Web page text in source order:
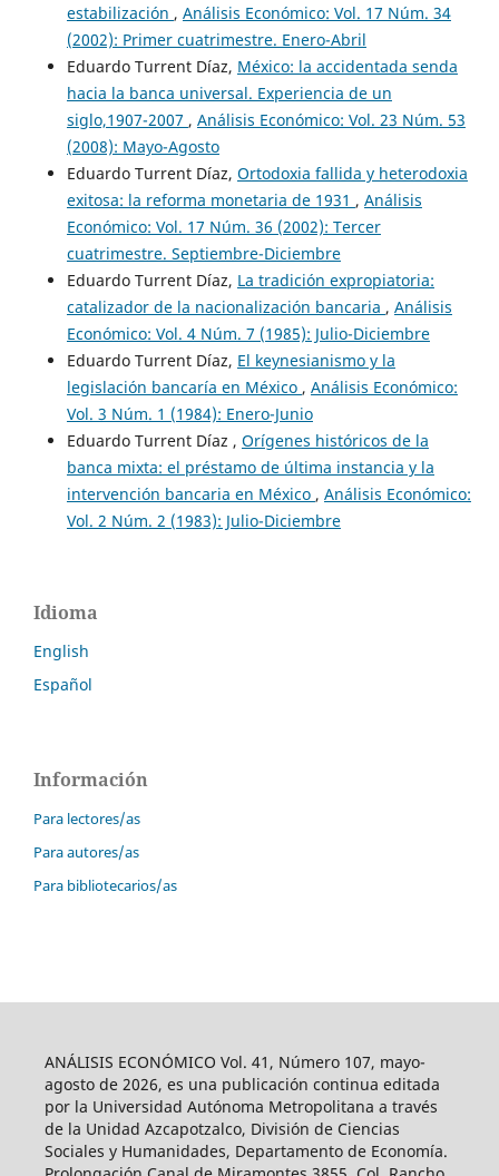
estabilización , Análisis Económico: Vol. 17 Núm. 34
(2002): Primer cuatrimestre. Enero-Abril
Eduardo Turrent Díaz, México: la accidentada senda
hacia la banca universal. Experiencia de un
siglo,1907-2007 , Análisis Económico: Vol. 23 Núm. 53
(2008): Mayo-Agosto
Eduardo Turrent Díaz, Ortodoxia fallida y heterodoxia
exitosa: la reforma monetaria de 1931 , Análisis
Económico: Vol. 17 Núm. 36 (2002): Tercer
cuatrimestre. Septiembre-Diciembre
Eduardo Turrent Díaz, La tradición expropiatoria:
catalizador de la nacionalización bancaria , Análisis
Económico: Vol. 4 Núm. 7 (1985): Julio-Diciembre
Eduardo Turrent Díaz, El keynesianismo y la
legislación bancaría en México , Análisis Económico:
Vol. 3 Núm. 1 (1984): Enero-Junio
Eduardo Turrent Díaz , Orígenes históricos de la
banca mixta: el préstamo de última instancia y la
intervención bancaria en México , Análisis Económico:
Vol. 2 Núm. 2 (1983): Julio-Diciembre
Idioma
English
Español
Información
Para lectores/as
Para autores/as
Para bibliotecarios/as
ANÁLISIS ECONÓMICO Vol. 41, Número 107, mayo-
agosto de 2026, es una publicación continua editada
por la Universidad Autónoma Metropolitana a través
de la Unidad Azcapotzalco, División de Ciencias
Sociales y Humanidades, Departamento de Economía.